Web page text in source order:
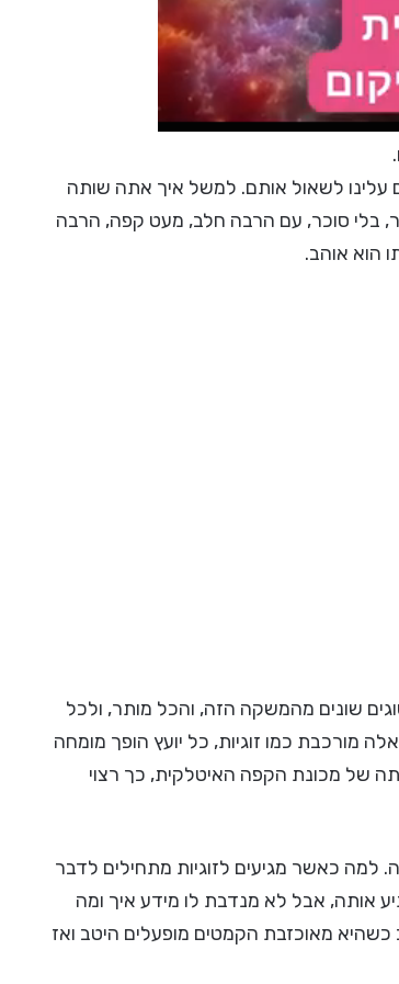
עלינו לשאול אותם. למשל איך אתה שותה
בלי סוכר, עם הרבה חלב, מעט קפה, הרבה
הוא אוהב.
שונים מהמשקה הזה, והכל מותר, ולכל
מורכבת כמו זוגיות, כל יועץ הופך מומחה
של מכונת הקפה האיטלקית, כך רצוי
למה כאשר מגיעים לזוגיות מתחילים לדבר
אותה, אבל לא מנדבת לו מידע איך ומה
מאוכזבת הקמטים מופעלים היטב ואז